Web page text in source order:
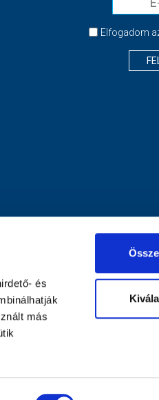
és
más
Elfogadom